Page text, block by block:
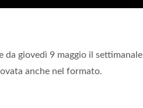
giovedì 9 maggio il settimanale
anche nel formato.